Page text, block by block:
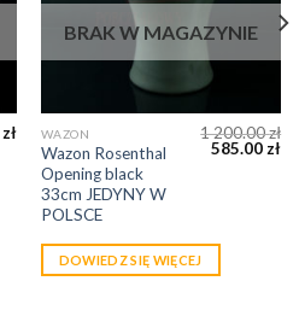
zł
BRAK W MAGAZYNIE
WAZON
Wazon Rosenthal
Opening black
33cm JEDYNY W
POLSCE
1 200.00zł
585.00 zł
DOWIEDZ SIĘ WIĘCEJ